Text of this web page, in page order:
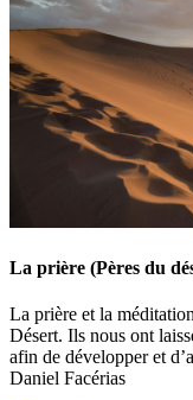
La prière (Pères du
La prière et la
Désert. Ils nous ont
afin de développer et
Daniel Facérias